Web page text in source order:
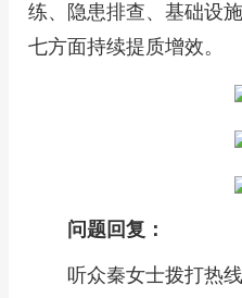
练、隐患排查、基础设
七方面持续提质增效。
问题回复：
听众秦女士拨打热